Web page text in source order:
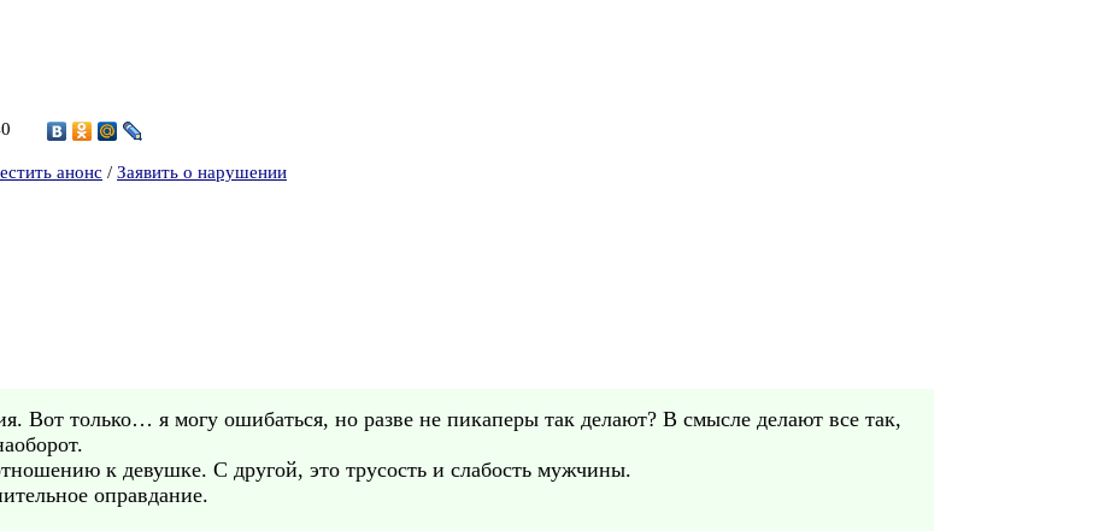
анонс / Заявить о нарушении
Вот только… я могу ошибаться, но разве не пикаперы так делают? В смысле делают все так,
к девушке. С другой, это трусость и слабость мужчины.
оправдание.